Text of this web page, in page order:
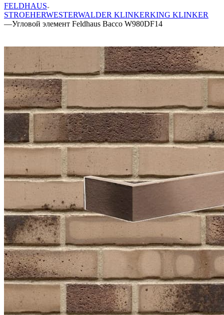
FELDHAUS
STROEHERWESTERWALDER KLINKERKING KLINKER
—Угловой элемент Feldhaus Bacco W980DF14